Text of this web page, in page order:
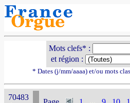
Mots clefs* :
et région :
* Dates (j/mm/aaaa) et/ou mots
70483